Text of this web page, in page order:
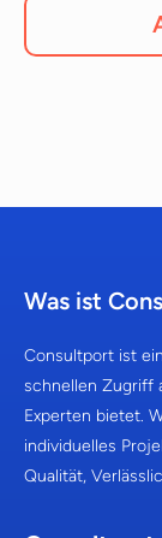
Was ist
Consultport ist
schnellen Zugriff
Experten bietet.
individuelles
Qualität,